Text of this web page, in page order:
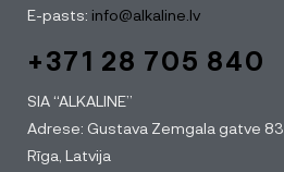
E-pasts: info@alkaline.lv
+371 28 705 840
SIA “ALKALINE”
Adrese: Gustava Zemgala gatve 83,
Rīga, Latvija